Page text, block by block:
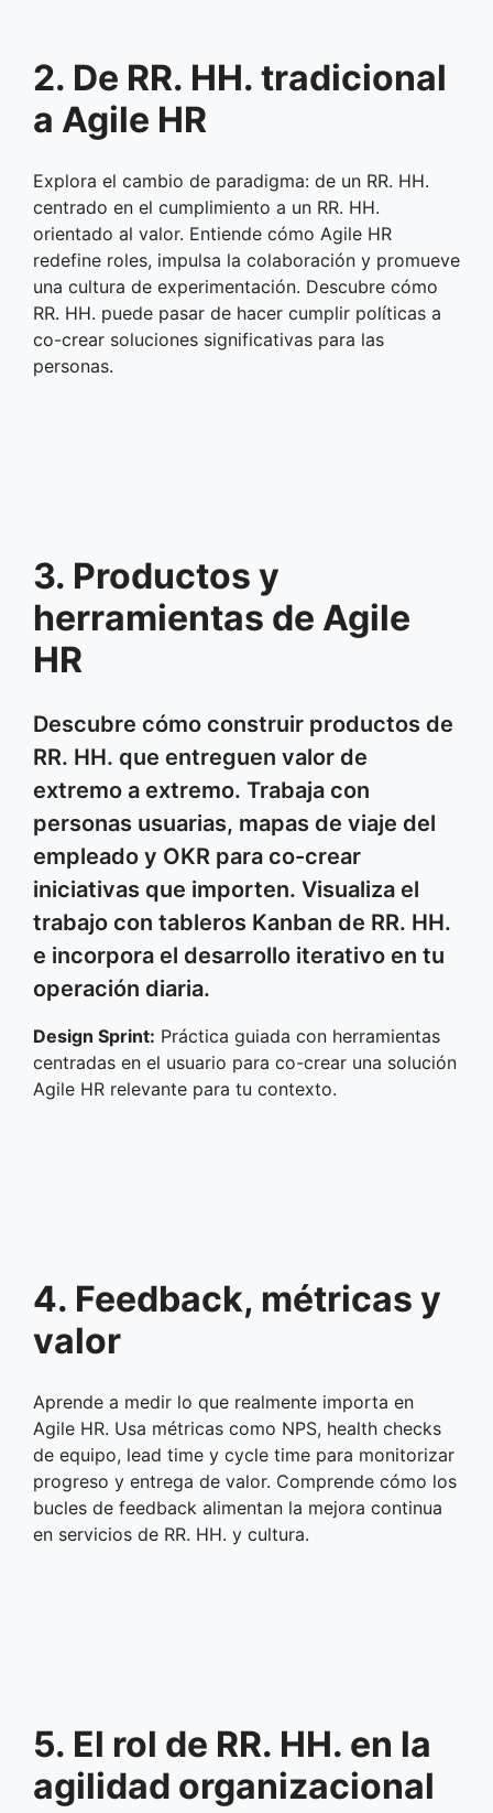
2. De RR. HH. tradicional
a Agile HR
Explora el cambio de paradigma: de un RR. HH.
centrado en el cumplimiento a un RR. HH.
orientado al valor. Entiende cómo Agile HR
redefine roles, impulsa la colaboración y promueve
una cultura de experimentación. Descubre cómo
RR. HH. puede pasar de hacer cumplir políticas a
co-crear soluciones significativas para las
personas.
3. Productos y
herramientas de Agile
HR
Descubre cómo construir productos de
RR. HH. que entreguen valor de
extremo a extremo. Trabaja con
personas usuarias, mapas de viaje del
empleado y OKR para co-crear
iniciativas que importen. Visualiza el
trabajo con tableros Kanban de RR. HH.
e incorpora el desarrollo iterativo en tu
operación diaria.
Design Sprint: Práctica guiada con herramientas
centradas en el usuario para co-crear una solución
Agile HR relevante para tu contexto.
4. Feedback, métricas y
valor
Aprende a medir lo que realmente importa en
Agile HR. Usa métricas como NPS, health checks
de equipo, lead time y cycle time para monitorizar
progreso y entrega de valor. Comprende cómo los
bucles de feedback alimentan la mejora continua
en servicios de RR. HH. y cultura.
5. El rol de RR. HH. en la
agilidad organizacional